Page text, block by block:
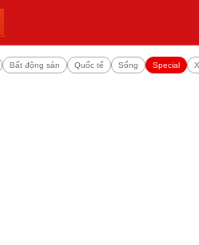
Bất động sản Quốc tế Sống Special